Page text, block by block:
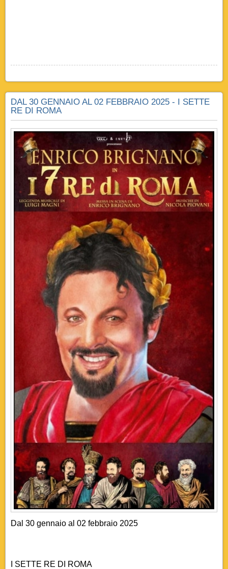
DAL 30 GENNAIO AL 02 FEBBRAIO 2025 - I SETTE
RE DI ROMA
Dal 30 gennaio al 02 febbraio 2025
I SETTE RE DI ROMA